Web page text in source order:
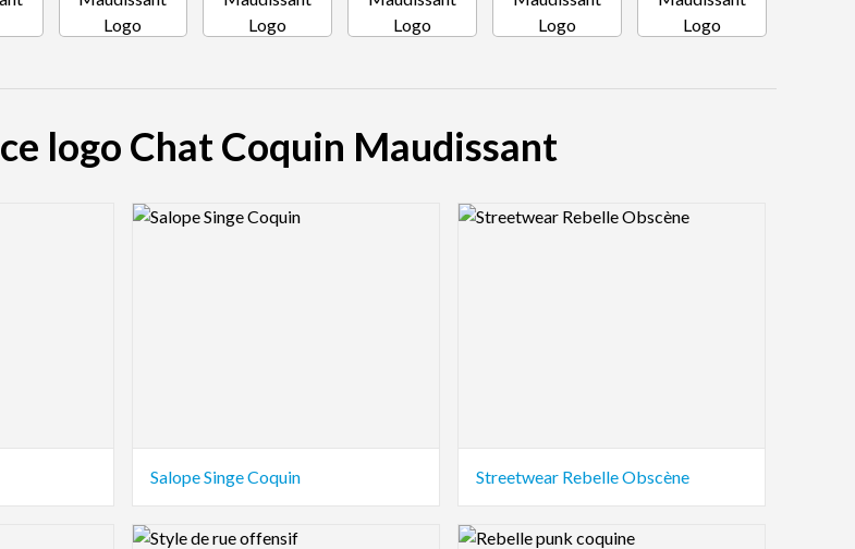
logo Chat Coquin Maudissant
Logo Preview Image
Salope Singe Coquin
Logo Preview Image
Streetwear Rebelle Obscène
Logo Preview Image Logo Preview Image